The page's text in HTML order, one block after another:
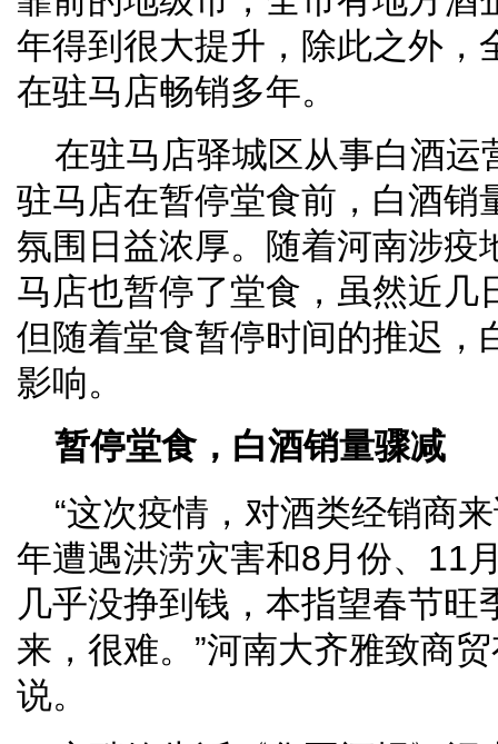
年得到很大提升，除此之外，
在驻马店畅销多年。
在驻马店驿城区从事白酒运
驻马店在暂停堂食前，白酒销
氛围日益浓厚。随着河南涉疫
马店也暂停了堂食，虽然近几
但随着堂食暂停时间的推迟，
影响。
暂停堂食，白酒销量骤减
“这次疫情，对酒类经销商
年遭遇洪涝灾害和8月份、11
几乎没挣到钱，本指望春节旺
来，很难。”河南大齐雅致商
说。